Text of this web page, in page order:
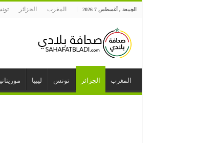
الجمعة , أغسطس 7 2026 المغرب الجزائر
المغرب الجزائر تونس ليبيا